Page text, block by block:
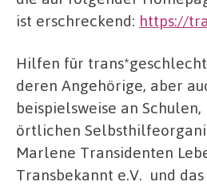
ist erschreckend: https://
Hilfen für
deren Angehörige, aber
beispielsweise an
örtlichen
Marlene Transidenten
Transbekannt e.V. und